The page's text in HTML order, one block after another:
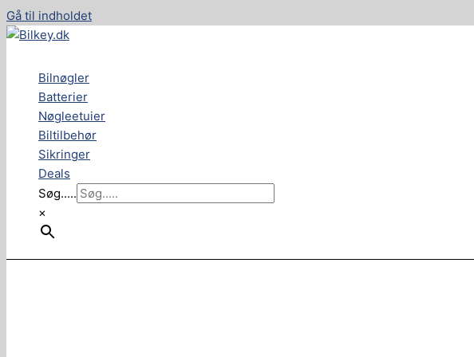
Gå til indholdet
Bilnøgler
Batterier
Nøgleetuier
Biltilbehør
Sikringer
Deals
Søg.....
×